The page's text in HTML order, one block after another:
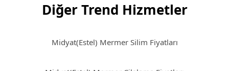
Diğer Trend Hizmetler
Midyat(Estel) Mermer Silim Fiyatları